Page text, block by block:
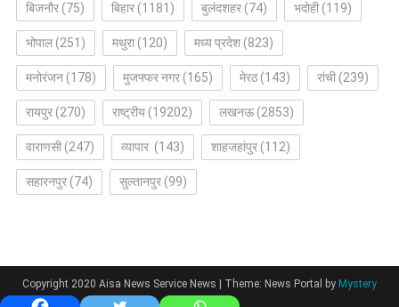
बिजनौर(75) बिहार(1181) बुलंदशहर(74) भदोही(119)
भोपाल(251) मथुरा(120) मध्य प्रदेश(823)
मनोरंजन(178) मुजफ्फर नगर(165) मेरठ(143) रांची(239)
रायपुर(270) राष्ट्रीय(19202) लखनऊ(2853)
वाराणसी(247) व्यापार (143) शाहजहांपुर(112)
सहारनपुर(74) सुल्तानपुर(99)
Copyright 2020 Aisa News Service News Theme: News Portal by Mystery
Themes